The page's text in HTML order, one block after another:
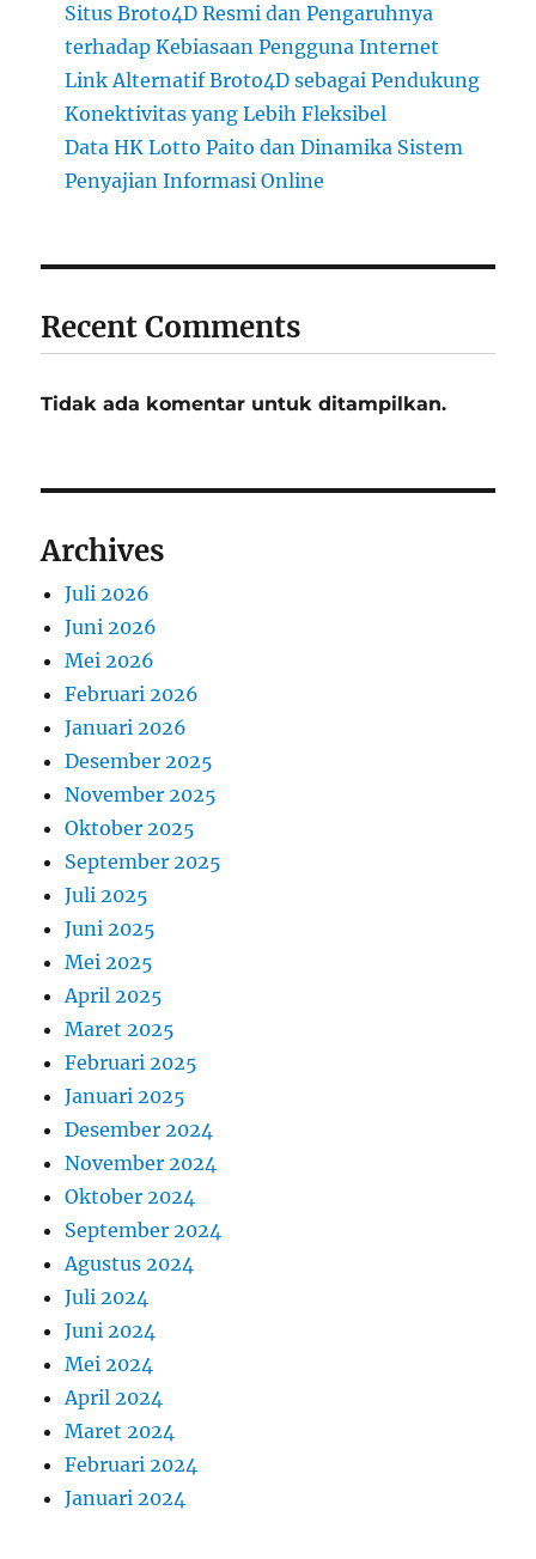
Situs Broto4D Resmi dan Pengaruhnya
terhadap Kebiasaan Pengguna Internet
Link Alternatif Broto4D sebagai Pendukung
Konektivitas yang Lebih Fleksibel
Data HK Lotto Paito dan Dinamika Sistem
Penyajian Informasi Online
Recent Comments
Tidak ada komentar untuk ditampilkan.
Archives
Juli 2026
Juni 2026
Mei 2026
Februari 2026
Januari 2026
Desember 2025
November 2025
Oktober 2025
September 2025
Juli 2025
Juni 2025
Mei 2025
April 2025
Maret 2025
Februari 2025
Januari 2025
Desember 2024
November 2024
Oktober 2024
September 2024
Agustus 2024
Juli 2024
Juni 2024
Mei 2024
April 2024
Maret 2024
Februari 2024
Januari 2024